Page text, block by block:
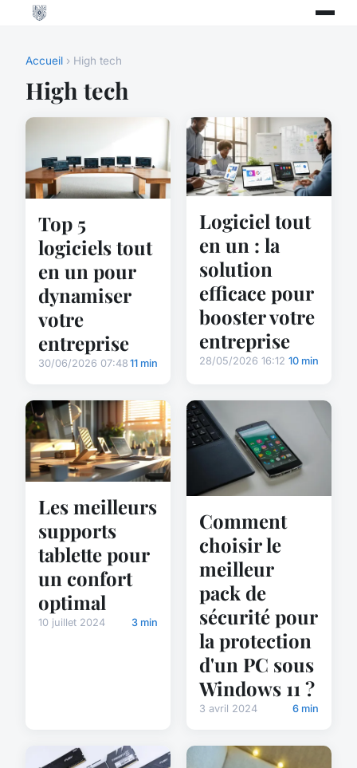
Accueil › High tech
High tech
Top 5
logiciels tout
en un pour
dynamiser
votre
entreprise
30/06/2026 07:48 11 min
Logiciel tout
en un : la
solution
efficace pour
booster votre
entreprise
28/05/2026 16:12 10 min
Les meilleurs
supports
tablette pour
un confort
optimal
10 juillet 2024 3 min
Comment
choisir le
meilleur
pack de
sécurité pour
la protection
d'un PC sous
Windows 11 ?
3 avril 2024 6 min